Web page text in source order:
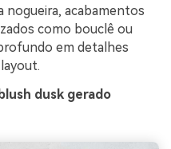
nogueira, acabamentos
como bouclê ou
em detalhes
dusk gerado